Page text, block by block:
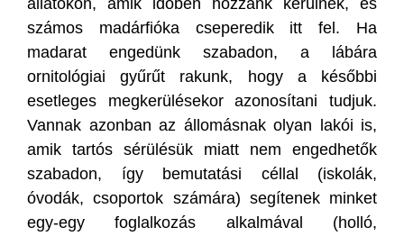
számos madárfióka cseperedik itt fel. Ha
madarat engedünk szabadon, a lábára
ornitológiai gyűrűt rakunk, hogy a későbbi
esetleges megkerülésekor azonosítani tudjuk.
Vannak azonban az állomásnak olyan lakói is,
amik tartós sérülésük miatt nem engedhetők
szabadon, így bemutatási céllal (iskolák,
óvodák, csoportok számára) segítenek minket
egy-egy foglalkozás alkalmával (holló,